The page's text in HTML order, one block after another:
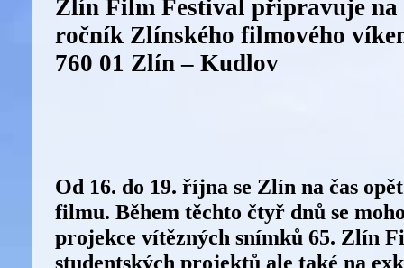
Zlín Film Festival připravuje na
ročník Zlínského filmového
760 01 Zlín – Kudlov
Od 16. do 19. října se Zlín na čas
filmu. Během těchto čtyř dnů se
projekce vítězných snímků 65. Zlín
studentských projektů ale také na